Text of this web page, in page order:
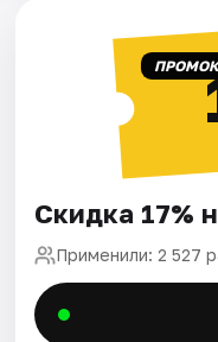
Скидка 17%
Применили: 2 527